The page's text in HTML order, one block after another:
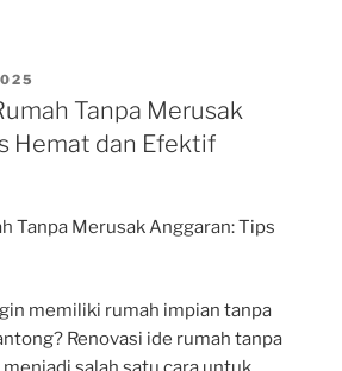
Tanpa Merusak
Hemat dan Efektif
Tanpa Merusak Anggaran: Tips
memiliki rumah impian tanpa
Renovasi ide rumah tanpa